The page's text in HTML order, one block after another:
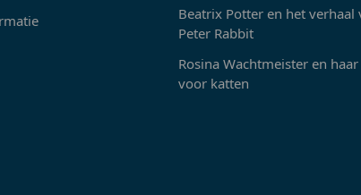
Beatrix Potter en het verhaal
Peter Rabbit
Rosina Wachtmeister en
voor katten